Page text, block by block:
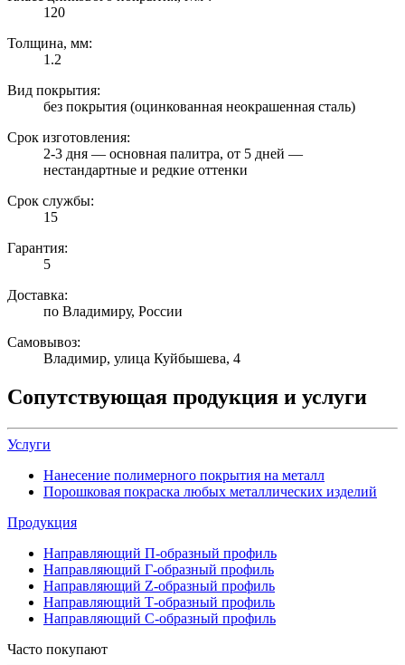
120
Толщина, мм:
1.2
Вид покрытия:
без покрытия (оцинкованная неокрашенная сталь)
Срок изготовления:
2-3 дня — основная палитра, от 5 дней —
нестандартные и редкие оттенки
Срок службы:
15
Гарантия:
5
Доставка:
по Владимиру, России
Самовывоз:
Владимир, улица Куйбышева, 4
Сопутствующая продукция и услуги
Услуги
Нанесение полимерного покрытия на металл
Порошковая покраска любых металлических изделий
Продукция
Направляющий П-образный профиль
Направляющий Г-образный профиль
Направляющий Z-образный профиль
Направляющий Т-образный профиль
Направляющий С-образный профиль
Часто покупают